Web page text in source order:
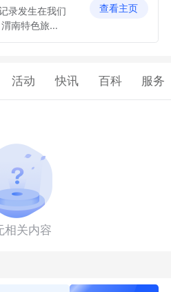
录发生在我们
南特色旅游
查看主页
活动 快讯 百科 服务
相关内容